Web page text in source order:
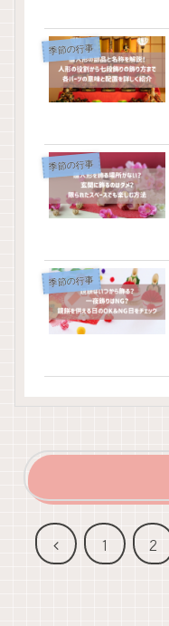
季節の行事
季節の行事
季節の行事
前
1 2